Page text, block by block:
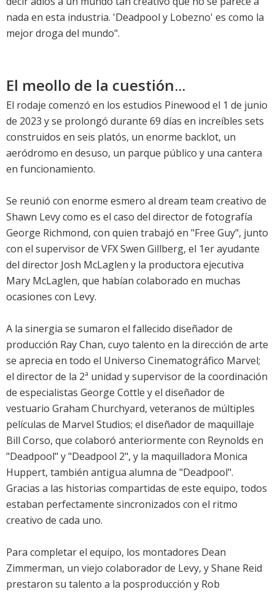
nada en esta industria. 'Deadpool y Lobezno' es como la
mejor droga del mundo".
El meollo de la cuestión...
El rodaje comenzó en los estudios Pinewood el 1 de junio
de 2023 y se prolongó durante 69 días en increíbles sets
construidos en seis platós, un enorme backlot, un
aeródromo en desuso, un parque público y una cantera
en funcionamiento.
Se reunió con enorme esmero al dream team creativo de
Shawn Levy como es el caso del director de fotografía
George Richmond, con quien trabajó en "Free Guy", junto
con el supervisor de VFX Swen Gillberg, el 1er ayudante
del director Josh McLaglen y la productora ejecutiva
Mary McLaglen, que habían colaborado en muchas
ocasiones con Levy.
A la sinergia se sumaron el fallecido diseñador de
producción Ray Chan, cuyo talento en la dirección de arte
se aprecia en todo el Universo Cinematográfico Marvel;
el director de la 2ª unidad y supervisor de la coordinación
de especialistas George Cottle y el diseñador de
vestuario Graham Churchyard, veteranos de múltiples
películas de Marvel Studios; el diseñador de maquillaje
Bill Corso, que colaboró anteriormente con Reynolds en
"Deadpool" y "Deadpool 2", y la maquilladora Monica
Huppert, también antigua alumna de "Deadpool".
Gracias a las historias compartidas de este equipo, todos
estaban perfectamente sincronizados con el ritmo
creativo de cada uno.
Para completar el equipo, los montadores Dean
Zimmerman, un viejo colaborador de Levy, y Shane Reid
prestaron su talento a la posproducción y Rob